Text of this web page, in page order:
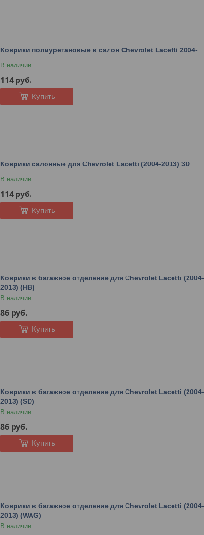
Коврики полиуретановые в салон Chevrolet Lacetti 2004-
В наличии
114 руб.
Купить
Коврики салонные для Chevrolet Lacetti (2004-2013) 3D
В наличии
114 руб.
Купить
Коврики в багажное отделение для Chevrolet Lacetti (2004-
2013) (HB)
В наличии
86 руб.
Купить
Коврики в багажное отделение для Chevrolet Lacetti (2004-
2013) (SD)
В наличии
86 руб.
Купить
Коврики в багажное отделение для Chevrolet Lacetti (2004-
2013) (WAG)
В наличии